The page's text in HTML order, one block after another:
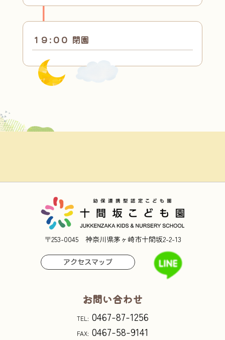
１９:００ 閉園
〒253-0045 神奈川県茅ヶ崎市十間坂2-2-13
アクセスマップ
お問い合わせ
TEL: 0467-87-1256
FAX: 0467-58-9141